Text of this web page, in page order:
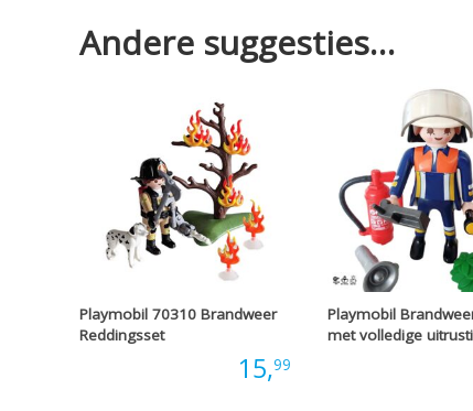
Andere suggesties…
Playmobil 70310 Brandweer
Reddingsset
15,99
Playmobil
met volledige